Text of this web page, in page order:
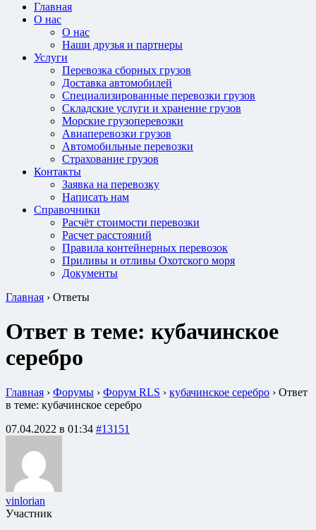
Главная
О нас
О нас
Наши друзья и партнеры
Услуги
Перевозка сборных грузов
Доставка автомобилей
Специализированные перевозки грузов
Складские услуги и хранение грузов
Морские грузоперевозки
Авиаперевозки грузов
Автомобильные перевозки
Страхование грузов
Контакты
Заявка на перевозку
Написать нам
Справочники
Расчёт стоимости перевозки
Расчет расстояний
Правила контейнерных перевозок
Приливы и отливы Охотского моря
Документы
Главная › Ответы
Ответ в теме: кубачинское
серебро
Главная › Форумы › Форум RLS › кубачинское серебро › Ответ
в теме: кубачинское серебро
07.04.2022 в 01:34 #13151
vinlorian
Участник